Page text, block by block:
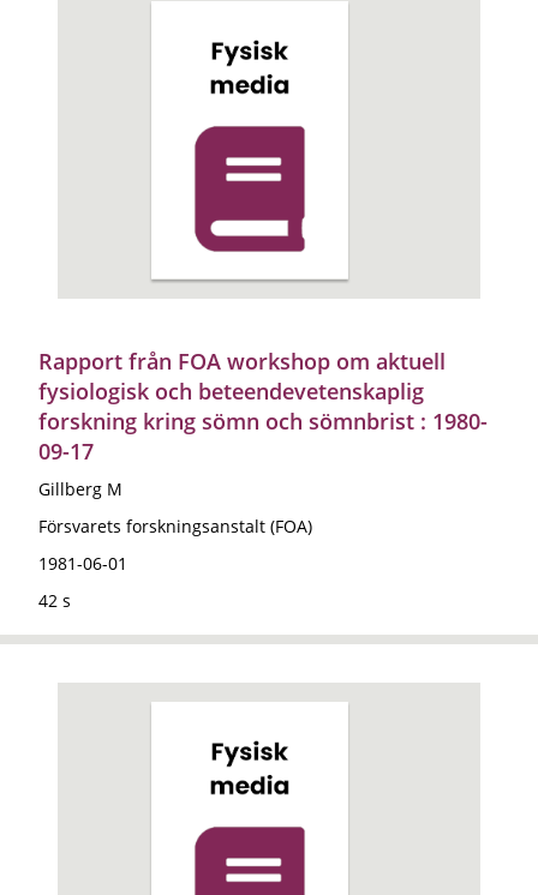
Rapport från FOA workshop om aktuell
fysiologisk och beteendevetenskaplig
forskning kring sömn och sömnbrist : 1980-
09-17
Gillberg M
Försvarets forskningsanstalt (FOA)
1981-06-01
42 s